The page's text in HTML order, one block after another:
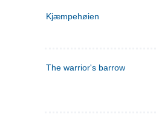
Kjæmpehøien
The warrior's barrow